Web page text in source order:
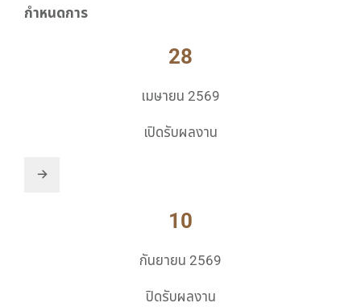
กำหนดการ
28
เมษายน 2569
เปิดรับผลงาน
10
กันยายน 2569
ปิดรับผลงาน